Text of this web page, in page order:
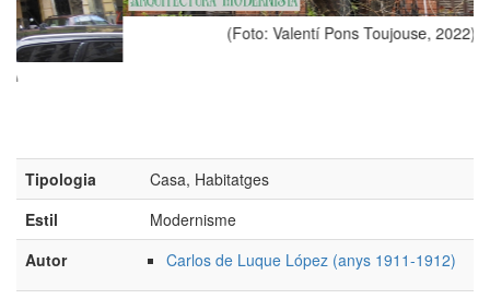
(Foto: Valentí Pons Toujouse, 2022)
Tipologia
Casa, Habitatges
Estil
Modernisme
Autor
Carlos de Luque López (anys 1911-1912)
Adreça Hermosilla, 113-115